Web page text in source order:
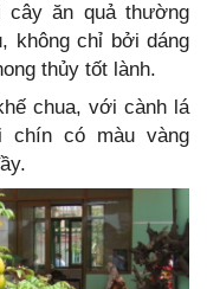
cây ăn quả thường
không chỉ bởi dáng
thủy tốt lành.
chua, với cành lá
chín có màu vàng